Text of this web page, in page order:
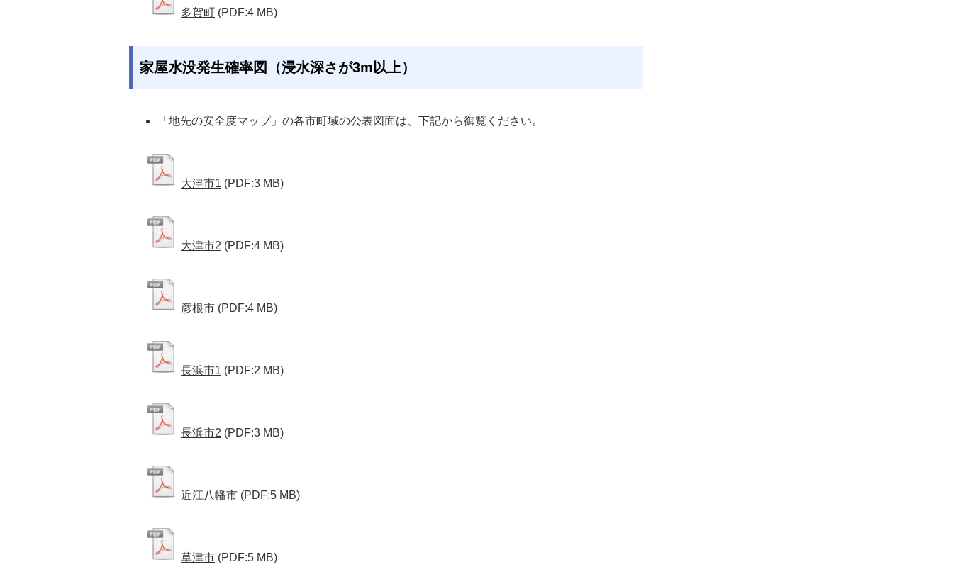
多賀町 (PDF:4 MB)
家屋水没発生確率図（浸水深さが3m以上）
「地先の安全度マップ」の各市町域の公表図面は、下記から御覧ください。
大津市1 (PDF:3 MB)
大津市2 (PDF:4 MB)
彦根市 (PDF:4 MB)
長浜市1 (PDF:2 MB)
長浜市2 (PDF:3 MB)
近江八幡市 (PDF:5 MB)
草津市 (PDF:5 MB)